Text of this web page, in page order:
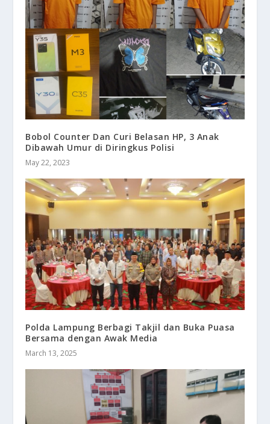
Bobol Counter Dan Curi Belasan HP, 3 Anak
Dibawah Umur di Diringkus Polisi
May 22, 2023
Polda Lampung Berbagi Takjil dan Buka Puasa
Bersama dengan Awak Media
March 13, 2025